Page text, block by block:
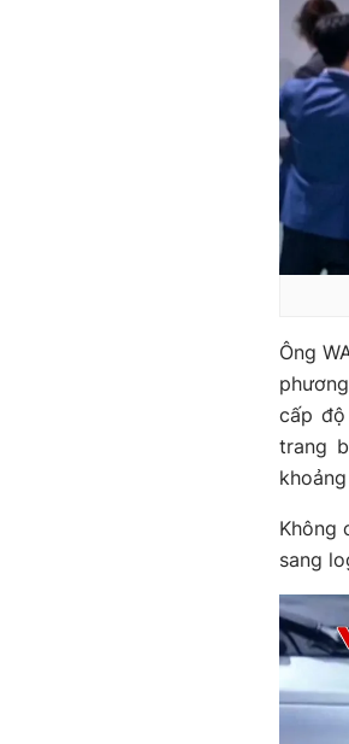
Ông
cấp
trang
Không
sang